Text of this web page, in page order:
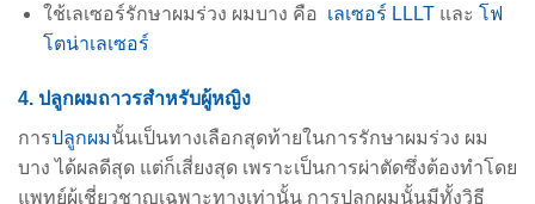
ใช้เลเซอร์รักษาผมร่วง ผมบาง คือ เลเซอร์ LLLTและ โฟ
โตน่าเลเซอร์
4. ปลูกผมถาวรสำหรับผู้หญิง
การปลูกผมนั้นเป็นทางเลือกสุดท้ายในการรักษาผมร่วง ผม
บาง ได้ผลดีสุด แต่ก็เสี่ยงสุด เพราะเป็นการผ่าตัดซึ่งต้องทำโดย
แพทย์ผู้เชี่ยวชาญเฉพาะทางเท่านั้น การปลูกผมนั้นมีทั้งวิธี